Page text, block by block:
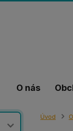
O nás
Úvod